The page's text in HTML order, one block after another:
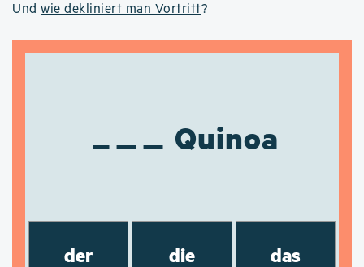
Und wie dekliniert man Vortritt?
Quinoa
der die das